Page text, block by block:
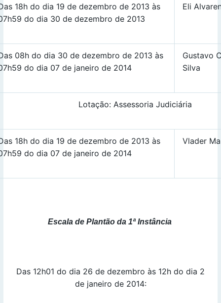
18h do dia 19 de dezembro de 2013 às
do dia 30 de dezembro de 2013
Eli
08h do dia 30 de dezembro de 2013 às
do dia 07 de janeiro de 2014
Gustavo
Silva
Lotação: Assessoria Judiciária
18h do dia 19 de dezembro de 2013 às
do dia 07 de janeiro de 2014
Vlader
Escala de Plantão da 1ª Instância
Das 12h01 do dia 26 de dezembro às 12h do dia 2
de janeiro de 2014: